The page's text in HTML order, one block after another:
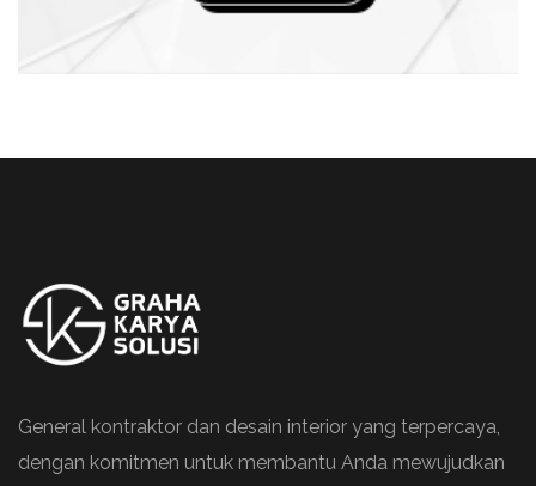
General kontraktor dan desain interior yang terpercaya,
dengan komitmen untuk membantu Anda mewujudkan